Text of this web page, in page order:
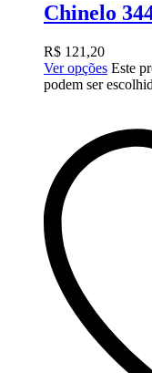
Chinelo
R$ 121,20
Ver opções Este
podem ser